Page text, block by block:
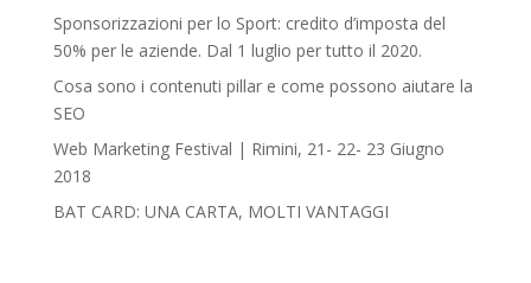
Sponsorizzazioni per lo Sport: credito d’imposta del
50% per le aziende. Dal 1 luglio per tutto il 2020.
Cosa sono i contenuti pillar e come possono aiutare la
SEO
Web Marketing Festival | Rimini, 21- 22- 23 Giugno
2018‎
BAT CARD: UNA CARTA, MOLTI VANTAGGI